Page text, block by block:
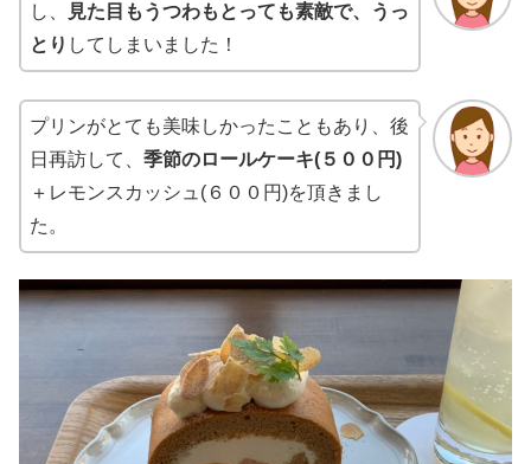
し、
見た目もうつわもとっても素敵で、うっ
とり してしまいました！
プリンがとても美味しかったこともあり、後
日再訪して、 季節のロールケーキ(５００円)
＋レモンスカッシュ(６００円)を頂きまし
た。